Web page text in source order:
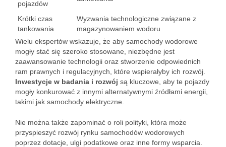
pojazdów
Krótki czas
tankowania
Wyzwania technologiczne związane z
magazynowaniem wodoru
Wielu ekspertów wskazuje, że aby samochody wodorowe
mogły stać się szeroko stosowane, niezbędne jest
zaawansowanie technologii oraz stworzenie odpowiednich
ram prawnych i regulacyjnych, które wspierałyby ich rozwój.
Inwestycje w badania i rozwój są kluczowe, aby te pojazdy
mogły konkurować z innymi alternatywnymi źródłami energii,
takimi jak samochody elektryczne.
Nie można także zapominać o roli polityki, która może
przyspieszyć rozwój rynku samochodów wodorowych
poprzez dotacje, ulgi podatkowe oraz inne formy wsparcia.